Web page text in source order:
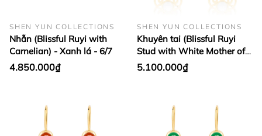
SHEN YUN COLLECTIONS
Nhẫn (Blissful Ruyi with
Carnelian) - Xanh lá - 6/7
4.850.000₫
SHEN YUN COLLECTIONS
Khuyên tai (Blissful Ruyi
Stud with White Mother of
Pearl) - Trắng
5.100.000₫